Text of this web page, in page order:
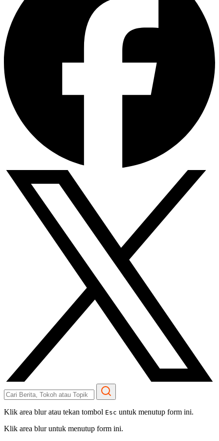
Klik area blur atau tekan tombol Esc untuk menutup form ini.
Klik area blur untuk menutup form ini.